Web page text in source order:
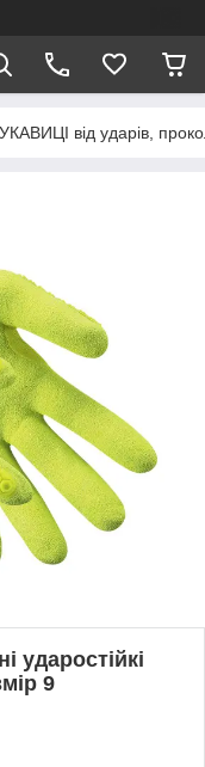
від ударів,
ударостійкі
9